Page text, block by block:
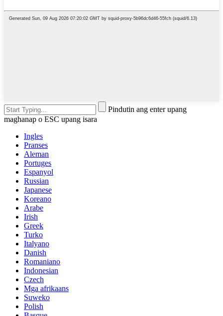
Pindutin ang enter upang
maghanap o ESC upang isara
Ingles
Pranses
Aleman
Portuges
Espanyol
Russian
Japanese
Koreano
Arabe
Irish
Greek
Turko
Italyano
Danish
Romaniano
Indonesian
Czech
Mga afrikaans
Suweko
Polish